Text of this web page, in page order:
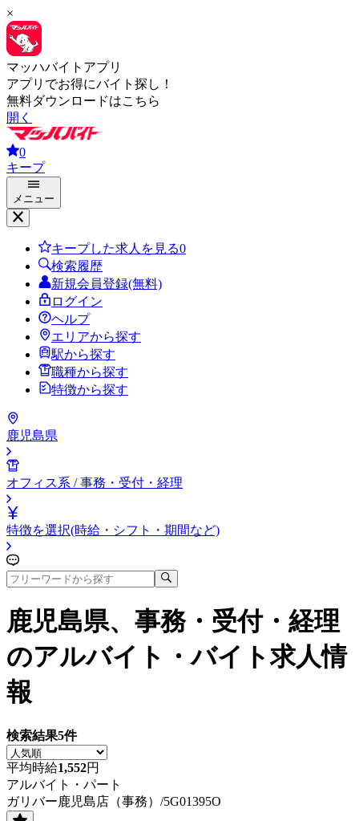
×
マッハバイトアプリ
アプリでお得にバイト探し！
無料ダウンロードはこちら
開く
0
キープ
メニュー
キープした求人を見る0
検索履歴
新規会員登録(無料)
ログイン
ヘルプ
エリアから探す
駅から探す
職種から探す
特徴から探す
鹿児島県
オフィス系 / 事務・受付・経理
特徴を選択(時給・シフト・期間など)
鹿児島県、事務・受付・経理
のアルバイト・バイト求人情
報
検索結果5件
平均時給1,552円
アルバイト・パート
ガリバー鹿児島店（事務）/5G01395O